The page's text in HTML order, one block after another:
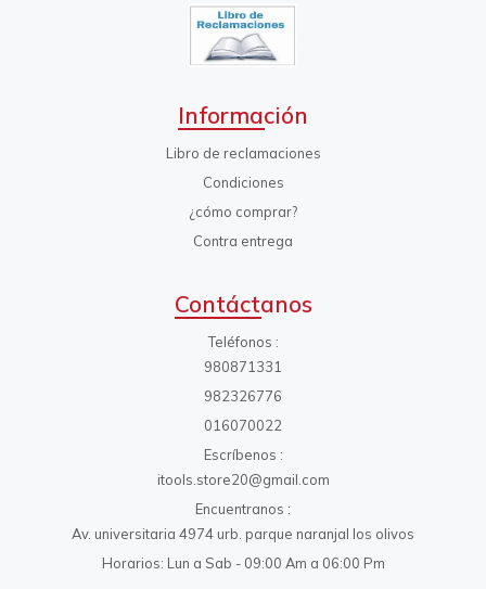
Información
Libro de reclamaciones
Condiciones
¿cómo comprar?
Contra entrega
Contáctanos
Teléfonos
980871331
982326776
016070022
Escríbenos
itools.store20@gmail.com
Encuentranos
Av. universitaria 4974 urb. parque naranjal los olivos
Horarios: Lun a Sab - 09:00 Am a 06:00 Pm